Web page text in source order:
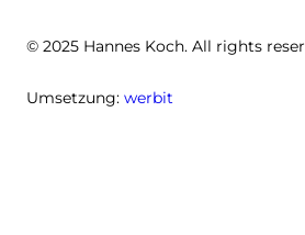
© 2025 Hannes Koch. All rights
Umsetzung: werbit